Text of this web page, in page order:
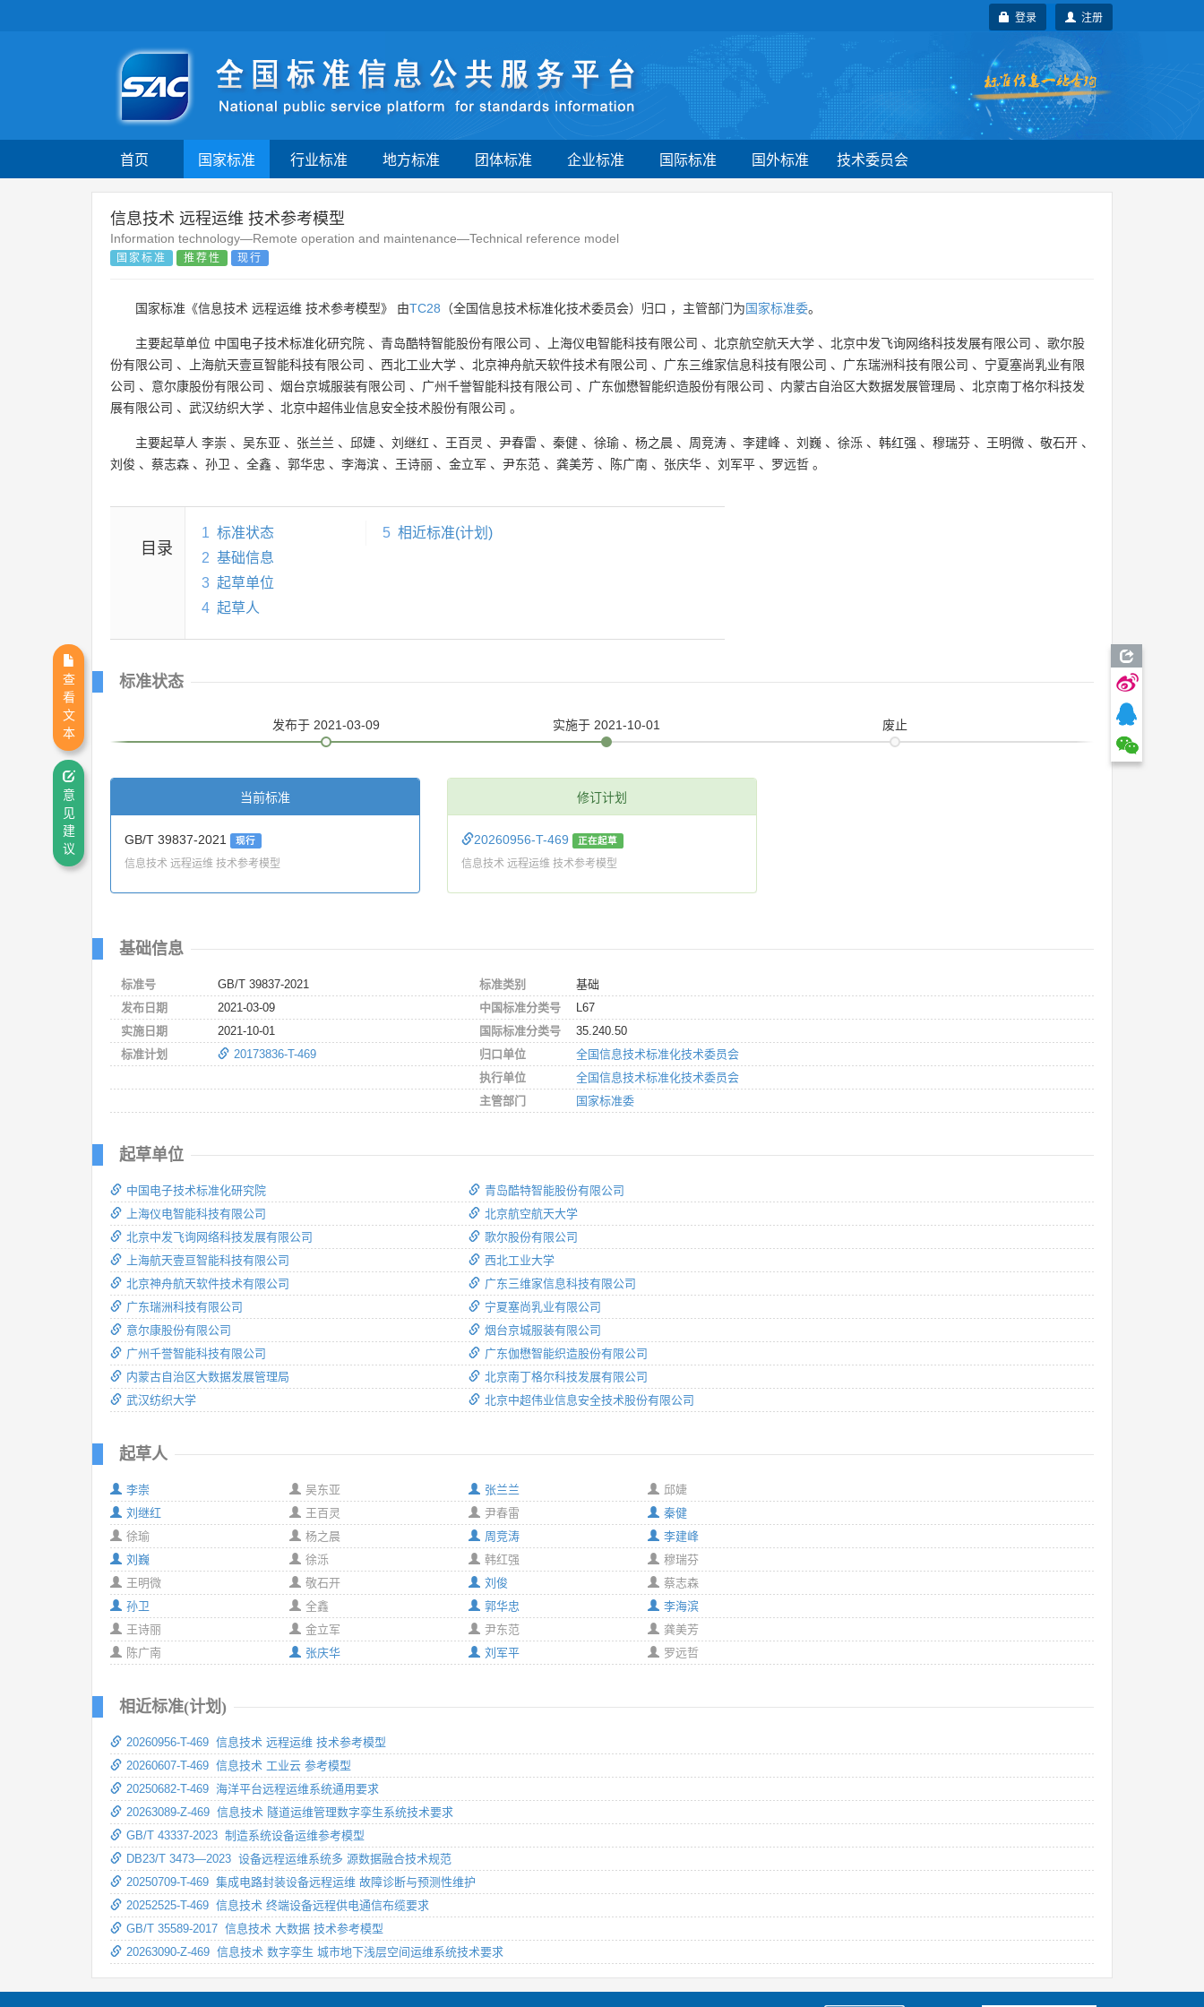
注册
登录
首页 国家标准 行业标准 地方标准 团体标准 企业标准 国际标准 国外标准 技术委员会
信息技术 远程运维 技术参考模型
Information technology—Remote operation and maintenance—Technical reference model
国家标准 推荐性 现行
国家标准《信息技术 远程运维 技术参考模型》 由TC28 （全国信息技术标准化技术委员会）归口 ，主管部门为国家标准委。
主要起草单位 中国电子技术标准化研究院 、 青岛酷特智能股份有限公司 、 上海仪电智能科技有限公司 、 北京航空航天大学 、 北京中发飞询网络科技发展有限公司 、 歌尔股
份有限公司 、 上海航天壹亘智能科技有限公司 、 西北工业大学 、 北京神舟航天软件技术有限公司 、 广东三维家信息科技有限公司 、 广东瑞洲科技有限公司 、 宁夏塞尚乳业有限
公司 、 意尔康股份有限公司 、 烟台京城服装有限公司 、 广州千誉智能科技有限公司 、 广东伽懋智能织造股份有限公司 、 内蒙古自治区大数据发展管理局 、 北京南丁格尔科技发
展有限公司 、 武汉纺织大学 、 北京中超伟业信息安全技术股份有限公司 。
主要起草人 李崇 、 吴东亚 、 张兰兰 、 邱婕 、 刘继红 、 王百灵 、 尹春雷 、 秦健 、 徐瑜 、 杨之晨 、 周竞涛 、 李建峰 、 刘巍 、 徐泺 、 韩红强 、 穆瑞芬 、 王明微 、 敬石开 、
刘俊 、 蔡志森 、 孙卫 、 全鑫 、 郭华忠 、 李海滨 、 王诗丽 、 金立军 、 尹东范 、 龚美芳 、 陈广南 、 张庆华 、 刘军平 、 罗远哲 。
目录
1 标准状态
2 基础信息
3 起草单位
4 起草人
5 相近标准(计划)
标准状态
发布于 2021-03-09 实施于 2021-10-01 废止
当前标准
GB/T 39837-2021 现行
信息技术 远程运维 技术参考模型
修订计划
20260956-T-469 正在起草
信息技术 远程运维 技术参考模型
基础信息
标准号
GB/T 39837-2021
发布日期
2021-03-09
实施日期
2021-10-01
标准计划
20173836-T-469
标准类别
基础
中国标准分类号
L67
国际标准分类号
35.240.50
归口单位
全国信息技术标准化技术委员会
执行单位
全国信息技术标准化技术委员会
主管部门
国家标准委
起草单位
中国电子技术标准化研究院
上海仪电智能科技有限公司
北京中发飞询网络科技发展有限公司
上海航天壹亘智能科技有限公司
北京神舟航天软件技术有限公司
广东瑞洲科技有限公司
意尔康股份有限公司
广州千誉智能科技有限公司
内蒙古自治区大数据发展管理局
武汉纺织大学
青岛酷特智能股份有限公司
北京航空航天大学
歌尔股份有限公司
西北工业大学
广东三维家信息科技有限公司
宁夏塞尚乳业有限公司
烟台京城服装有限公司
广东伽懋智能织造股份有限公司
北京南丁格尔科技发展有限公司
北京中超伟业信息安全技术股份有限公司
起草人
李崇
吴东亚
刘继红
王百灵
徐瑜
杨之晨
刘巍
徐泺
王明微
敬石开
孙卫
全鑫
王诗丽
金立军
陈广南
张庆华
张兰兰
邱婕
尹春雷
秦健
周竞涛
李建峰
韩红强
穆瑞芬
刘俊
蔡志森
郭华忠
李海滨
尹东范
龚美芳
刘军平
罗远哲
相近标准(计划)
20260956-T-469 信息技术 远程运维 技术参考模型
20260607-T-469 信息技术 工业云 参考模型
20250682-T-469 海洋平台远程运维系统通用要求
20263089-Z-469 信息技术 隧道运维管理数字孪生系统技术要求
GB/T 43337-2023 制造系统设备运维参考模型
DB23/T 3473—2023 设备远程运维系统多 源数据融合技术规范
20250709-T-469 集成电路封装设备远程运维 故障诊断与预测性维护
20252525-T-469 信息技术 终端设备远程供电通信布缆要求
GB/T 35589-2017 信息技术 大数据 技术参考模型
20263090-Z-469 信息技术 数字孪生 城市地下浅层空间运维系统技术要求
查
看
文
本
意
见
建
议